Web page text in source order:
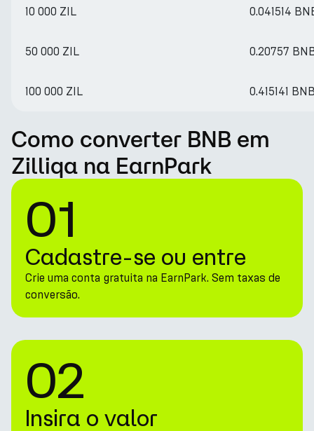
10 000 ZIL 0.041514
50 000 ZIL 0.20757
100 000 ZIL 0.415141
Como converter BNB em
Zilliqa na EarnPark
01
Cadastre-se ou entre
Crie uma conta gratuita na EarnPark. Sem taxas de
conversão.
02
Insira o valor